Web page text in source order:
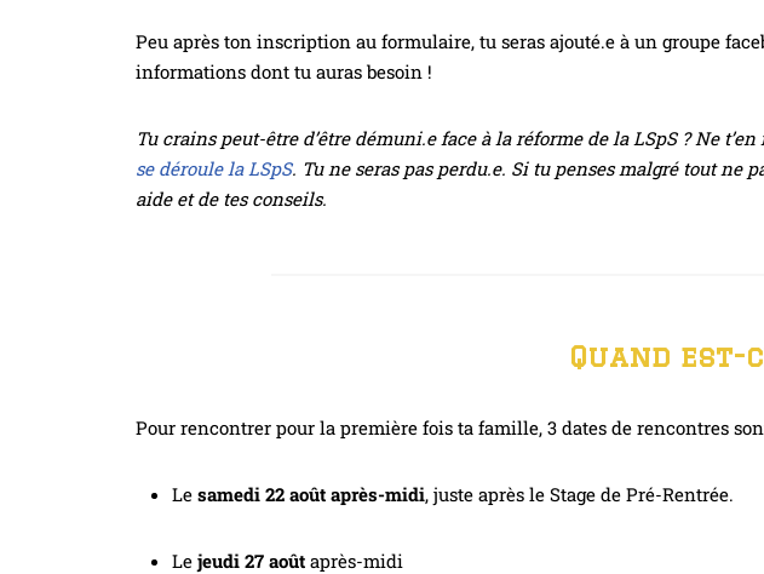
Peu après ton inscription au formulaire, tu seras ajouté.e à un groupe
informations dont tu auras besoin !
Tu crains peut-être d’être démuni.e face à la réforme de la LSpS ? Ne
se déroule la LSpS. Tu ne seras pas perdu.e. Si tu penses malgré tout ne
aide et de tes conseils.
Quand est-
Pour rencontrer pour la première fois ta famille, 3 dates de rencontres
Le samedi 22 août après-midi, juste après le Stage de Pré-Rentrée.
Le jeudi 27 août après-midi